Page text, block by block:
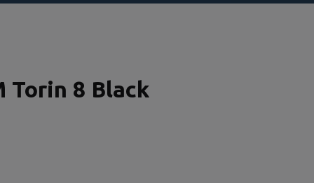
Torin 8 Black